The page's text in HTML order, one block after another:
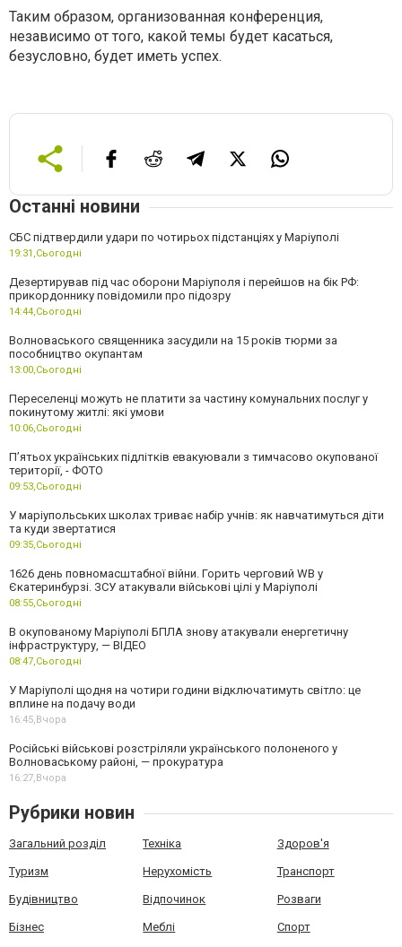
Таким образом, организованная конференция,
независимо от того, какой темы будет касаться,
безусловно, будет иметь успех.
Останні новини
СБС підтвердили удари по чотирьох підстанціях у Маріуполі
19:31,Сьогодні
Дезертирував під час оборони Маріуполя і перейшов на бік РФ:
прикордоннику повідомили про підозру
14:44,Сьогодні
Волноваського священника засудили на 15 років тюрми за
пособництво окупантам
13:00,Сьогодні
Переселенці можуть не платити за частину комунальних послуг у
покинутому житлі: які умови
10:06,Сьогодні
П’ятьох українських підлітків евакуювали з тимчасово окупованої
території, - ФОТО
09:53,Сьогодні
У маріупольських школах триває набір учнів: як навчатимуться діти
та куди звертатися
09:35,Сьогодні
1626 день повномасштабної війни. Горить черговий WB у
Єкатеринбурзі. ЗСУ атакували військові цілі у Маріуполі
08:55,Сьогодні
В окупованому Маріуполі БПЛА знову атакували енергетичну
інфраструктуру, — ВІДЕО
08:47,Сьогодні
У Маріуполі щодня на чотири години відключатимуть світло: це
вплине на подачу води
16:45,Вчора
Російські військові розстріляли українського полоненого у
Волноваському районі, — прокуратура
16:27,Вчора
Рубрики новин
Загальний розділ Техніка Здоров'я
Туризм Нерухомість Транспорт
Будівництво Відпочинок Розваги
Бізнес Меблі Спорт